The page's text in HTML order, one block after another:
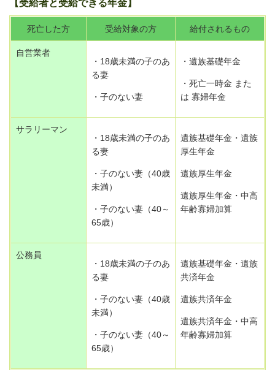
【受給者と受給できる年金】
死亡した方 受給対象の方 給付されるもの
自営業者
・18歳未満の子のあ
る妻
・子のない妻
・遺族基礎年金
・死亡一時金 また
は 寡婦年金
サラリーマン
・18歳未満の子のあ
る妻
・子のない妻（40歳
未満）
・子のない妻（40～
65歳）
遺族基礎年金・遺族
厚生年金
遺族厚生年金
遺族厚生年金・中高
年齢寡婦加算
公務員
・18歳未満の子のあ
る妻
・子のない妻（40歳
未満）
・子のない妻（40～
65歳）
遺族基礎年金・遺族
共済年金
遺族共済年金
遺族共済年金・中高
年齢寡婦加算